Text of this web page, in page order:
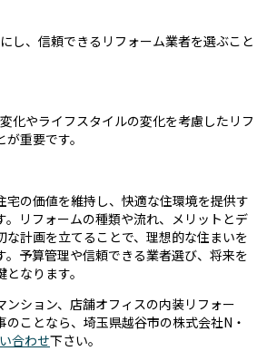
し、信頼できるリフォーム業者を選ぶこと
化やライフスタイルの変化を考慮したリフ
重要です。
宅の価値を維持し、快適な住環境を提供す
。リフォームの種類や流れ、メリットとデ
な計画を立てることで、理想的な住まいを
。予算管理や信頼できる業者選び、将来を
なります。
ンション、店舗オフィスの内装リフォー
ことなら、埼玉県越谷市の株式会社N・
合わせ下さい。